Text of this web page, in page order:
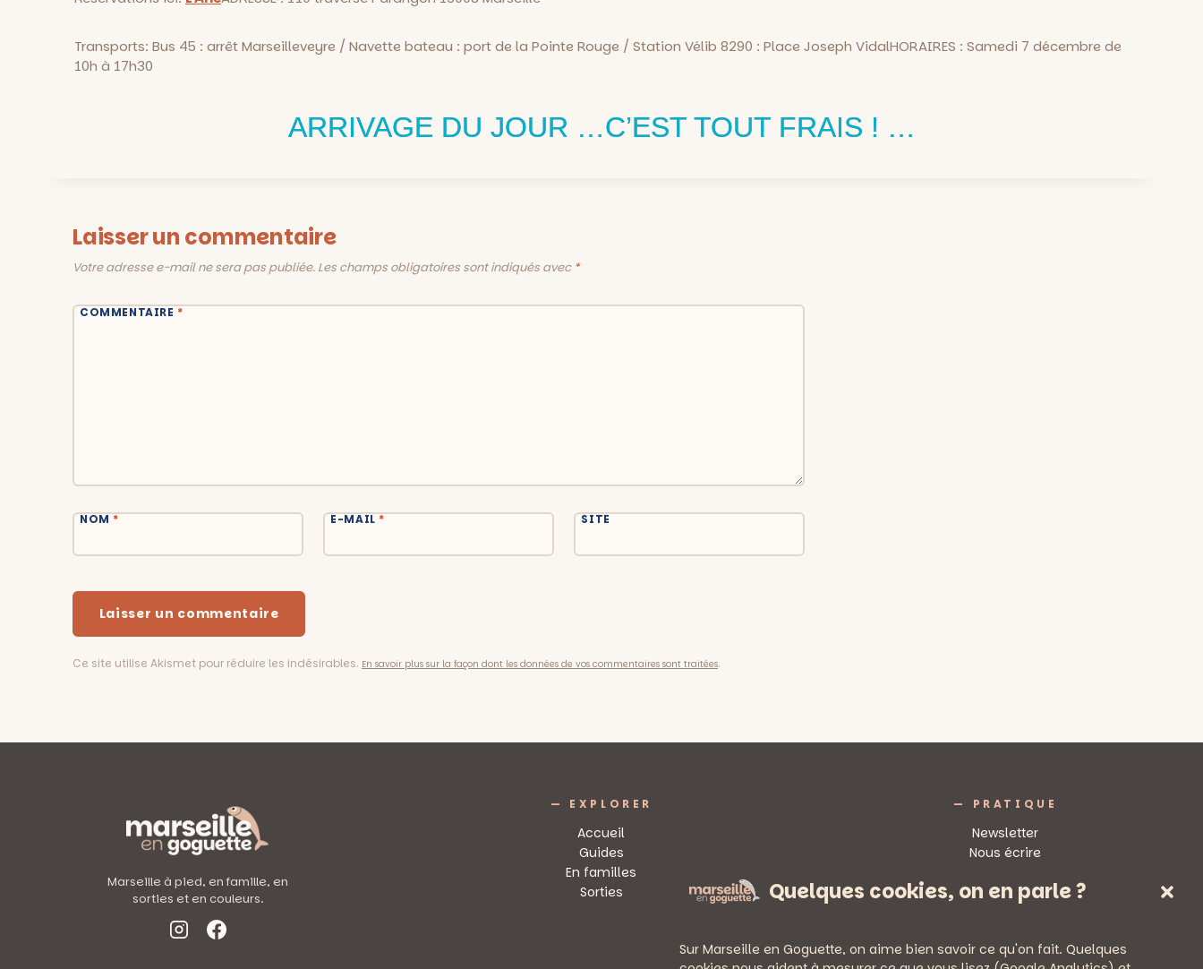
Quelques cookies, on en parle ?
Sur Marseille en Goguette, on aime bien savoir ce qu'on fait. Quelques
Transports: Bus 45 : arrêt Marseilleveyre / Navette bateau : port de la Pointe Rouge / Station Vélib 8290 : Place Joseph VidalHORAIRES : Samedi 7 décembre de
10h à 17h30
ARRIVAGE DU JOUR …C’EST TOUT FRAIS ! …
Laisser un commentaire
Votre adresse e-mail ne sera pas publiée. Les champs obligatoires sont indiqués avec *
COMMENTAIRE *
NOM * E-MAIL * SITE
Ce site utilise Akismet pour réduire les indésirables. En savoir plus sur la façon dont les données de vos commentaires sont traitées.
Marseille à pied, en famille, en
sorties et en couleurs.
— EXPLORER
Accueil
Guides
En familles
Sorties
— PRATIQUE
Newsletter
Nous écrire
Politique de confidentialité